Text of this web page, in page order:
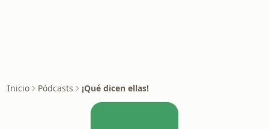
Inicio Pódcasts ¡Qué dicen ellas!